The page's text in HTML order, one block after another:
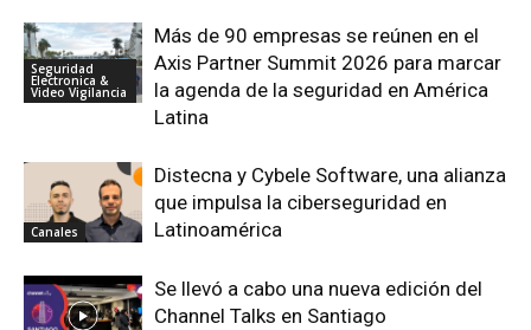
Seguridad
Electronica &
Video Vigilancia
Más de 90 empresas se reúnen en el
Axis Partner Summit 2026 para marcar
la agenda de la seguridad en América
Latina
Canales
Distecna y Cybele Software, una alianza
que impulsa la ciberseguridad en
Latinoamérica
Se llevó a cabo una nueva edición del
Channel Talks en Santiago